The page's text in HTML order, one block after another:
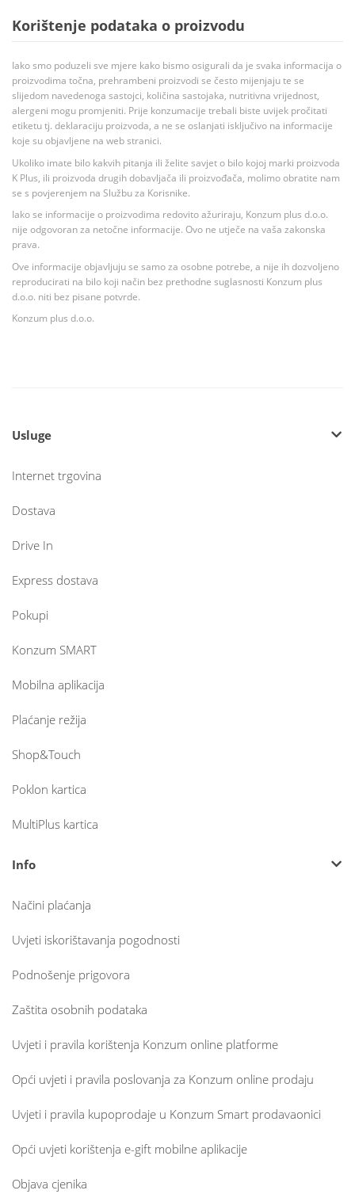
Korištenje podataka o proizvodu
Iako smo poduzeli sve mjere kako bismo osigurali da je svaka informacija o
proizvodima točna, prehrambeni proizvodi se često mijenjaju te se
slijedom navedenoga sastojci, količina sastojaka, nutritivna vrijednost,
alergeni mogu promjeniti. Prije konzumacije trebali biste uvijek pročitati
etiketu tj. deklaraciju proizvoda, a ne se oslanjati isključivo na informacije
koje su objavljene na web stranici.
Ukoliko imate bilo kakvih pitanja ili želite savjet o bilo kojoj marki proizvoda
K Plus, ili proizvoda drugih dobavljača ili proizvođača, molimo obratite nam
se s povjerenjem na Službu za Korisnike.
Iako se informacije o proizvodima redovito ažuriraju, Konzum plus d.o.o.
nije odgovoran za netočne informacije. Ovo ne utječe na vaša zakonska
prava.
Ove informacije objavljuju se samo za osobne potrebe, a nije ih dozvoljeno
reproducirati na bilo koji način bez prethodne suglasnosti Konzum plus
d.o.o. niti bez pisane potvrde.
Konzum plus d.o.o.
Usluge
Internet trgovina
Dostava
Drive In
Express dostava
Pokupi
Konzum SMART
Mobilna aplikacija
Plaćanje režija
Shop&Touch
Poklon kartica
MultiPlus kartica
Info
Načini plaćanja
Uvjeti iskorištavanja pogodnosti
Podnošenje prigovora
Zaštita osobnih podataka
Uvjeti i pravila korištenja Konzum online platforme
Opći uvjeti i pravila poslovanja za Konzum online prodaju
Uvjeti i pravila kupoprodaje u Konzum Smart prodavaonici
Opći uvjeti korištenja e-gift mobilne aplikacije
Objava cjenika